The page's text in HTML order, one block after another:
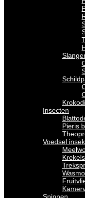
Insecten
Pieris
Voedsel
Krekels